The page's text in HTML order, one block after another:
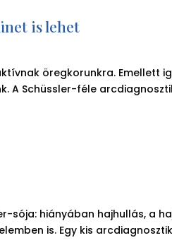
is lehet
öregkorunkra. Emellett
A Schüssler-féle
sója: hiányában hajhullás,
is. Egy kis